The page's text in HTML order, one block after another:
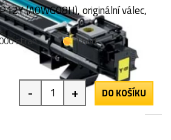
(A0WG08H), originální válec,
stran
1 bod
- + DO KOŠÍKU